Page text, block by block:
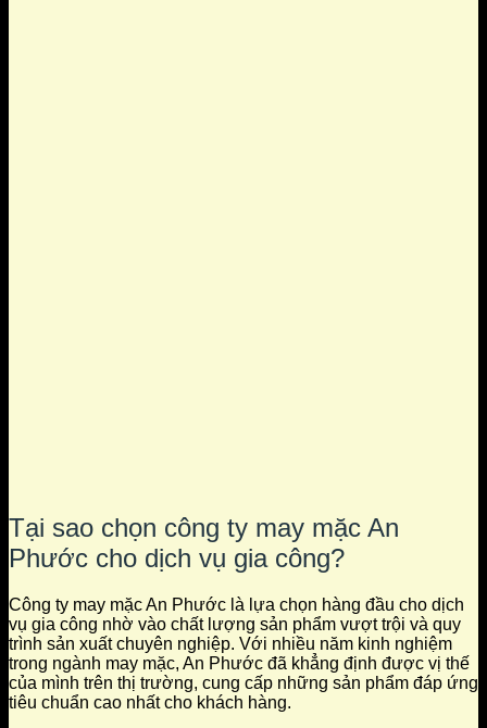
Tại sao chọn công ty may mặc An
Phước cho dịch vụ gia công?
Công ty may mặc An Phước là lựa chọn hàng đầu cho dịch
vụ gia công nhờ vào chất lượng sản phẩm vượt trội và quy
trình sản xuất chuyên nghiệp. Với nhiều năm kinh nghiệm
trong ngành may mặc, An Phước đã khẳng định được vị thế
của mình trên thị trường, cung cấp những sản phẩm đáp ứng
tiêu chuẩn cao nhất cho khách hàng.